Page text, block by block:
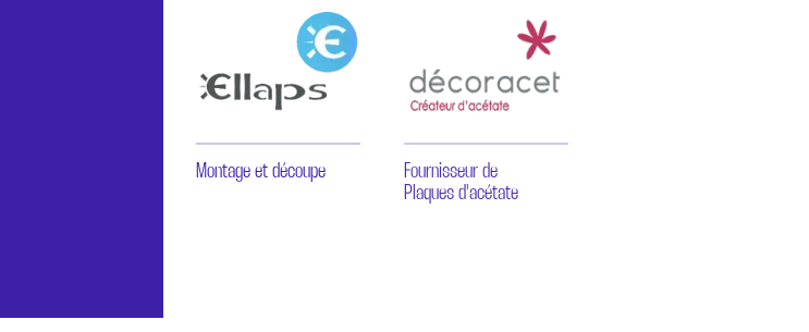
Montage et découpe
Fournisseur de
Plaques d'acétate